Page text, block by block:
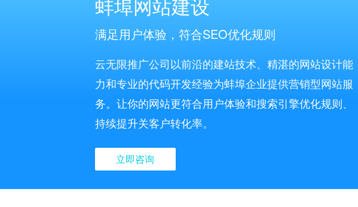
满足用户体验，符合SEO优化规则
云无限推广公司以前沿的建站技术、精湛的网站设计能
力和专业的代码开发经验为蚌埠企业提供营销型网站服
务。让你的网站更符合用户体验和搜索引擎优化规则、
持续提升关客户转化率。
立即咨询